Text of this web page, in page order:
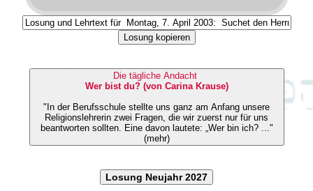
Losung kopieren
Die tägliche Andacht
Wer bist du? (von Carina Krause)
"In der Berufsschule stellte uns ganz am Anfang unsere
Religionslehrerin zwei Fragen, die wir zuerst nur für uns
beantworten sollten. Eine davon lautete: „Wer bin ich? ..."
(mehr)
Losung Neujahr 2027